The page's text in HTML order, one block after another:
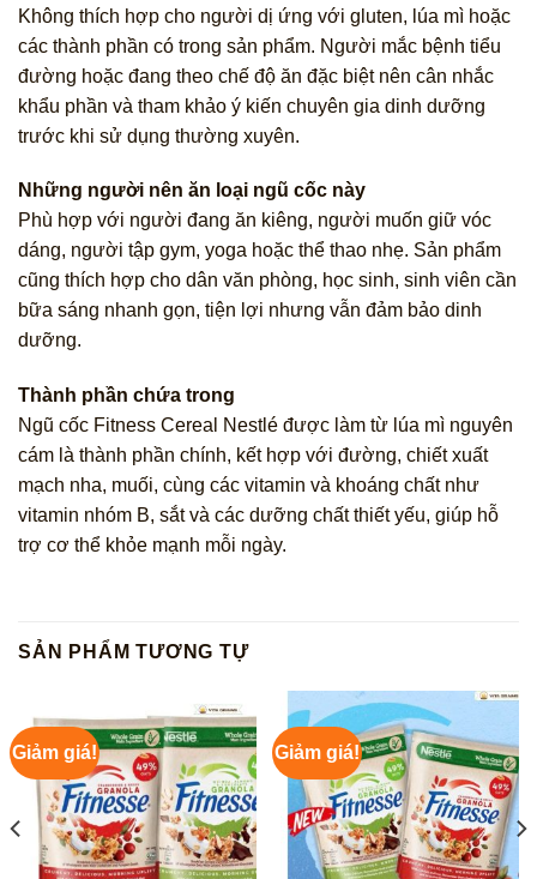
Không thích hợp cho người dị ứng với gluten, lúa mì hoặc
các thành phần có trong sản phẩm. Người mắc bệnh tiểu
đường hoặc đang theo chế độ ăn đặc biệt nên cân nhắc
khẩu phần và tham khảo ý kiến chuyên gia dinh dưỡng
trước khi sử dụng thường xuyên.
Những người nên ăn loại ngũ cốc này
Phù hợp với người đang ăn kiêng, người muốn giữ vóc
dáng, người tập gym, yoga hoặc thể thao nhẹ. Sản phẩm
cũng thích hợp cho dân văn phòng, học sinh, sinh viên cần
bữa sáng nhanh gọn, tiện lợi nhưng vẫn đảm bảo dinh
dưỡng.
Thành phần chứa trong
Ngũ cốc Fitness Cereal Nestlé được làm từ lúa mì nguyên
cám là thành phần chính, kết hợp với đường, chiết xuất
mạch nha, muối, cùng các vitamin và khoáng chất như
vitamin nhóm B, sắt và các dưỡng chất thiết yếu, giúp hỗ
trợ cơ thể khỏe mạnh mỗi ngày.
SẢN PHẨM TƯƠNG TỰ
Giảm giá! Giảm giá!